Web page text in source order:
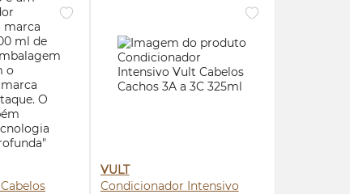
VULT
Condicionador Intensivo